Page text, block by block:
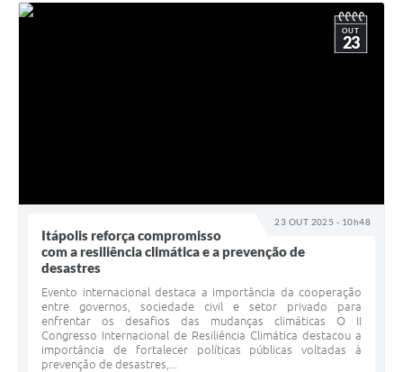
23 OUT 2025 - 10h48
OUT
23
Itápolis reforça compromisso
com a resiliência climática e a prevenção de
desastres
Evento internacional destaca a importância da cooperação
entre governos, sociedade civil e setor privado para
enfrentar os desafios das mudanças climáticas O II
Congresso Internacional de Resiliência Climática destacou a
importância de fortalecer políticas públicas voltadas à
prevenção de desastres,...